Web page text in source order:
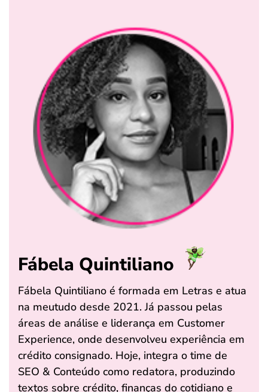
Fábela Quintiliano
Fábela Quintiliano é formada em Letras e atua
na meutudo desde 2021. Já passou pelas
áreas de análise e liderança em Customer
Experience, onde desenvolveu experiência em
crédito consignado. Hoje, integra o time de
SEO & Conteúdo como redatora, produzindo
textos sobre crédito, finanças do cotidiano e